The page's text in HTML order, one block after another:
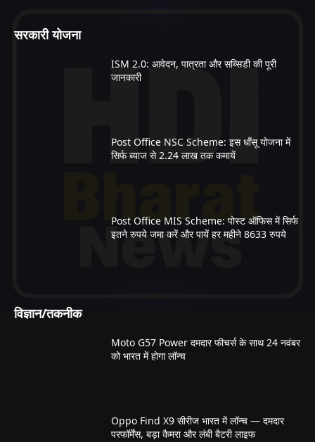
सरकारी योजना
ISM 2.0: आवेदन, पात्रता और सब्सिडी की पूरी
जानकारी
Post Office NSC Scheme: इस धाँसू योजना में
सिर्फ ब्याज से 2.24 लाख तक कमायें
Post Office MIS Scheme: पोस्ट ऑफिस में सिर्फ
इतने रुपये जमा करें और पायें हर महीने 8633 रुपये
विज्ञान/तकनीक
Moto G57 Power दमदार फीचर्स के साथ 24 नवंबर
को भारत में होगा लॉन्च
Oppo Find X9 सीरीज भारत में लॉन्च — दमदार
परफॉर्मेंस, बड़ा कैमरा और लंबी बैटरी लाइफ